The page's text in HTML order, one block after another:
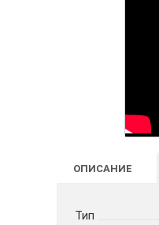
ОПИСАНИЕ
Тип